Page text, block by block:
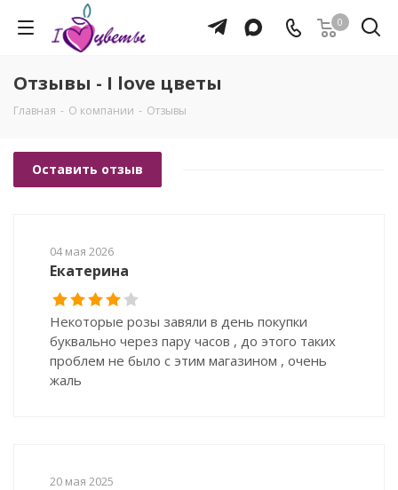
0
Отзывы - I love цветы
Главная - О компании - Отзывы
Оставить отзыв
04 мая 2026
Екатерина
Некоторые розы завяли в день покупки
буквально через пару часов , до этого таких
проблем не было с этим магазином , очень
жаль
20 мая 2025